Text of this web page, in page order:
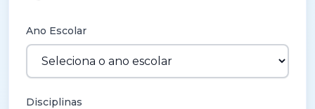
Ano Escolar
Disciplinas